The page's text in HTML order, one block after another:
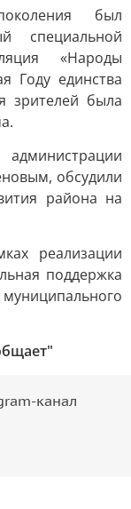
был
специальной
«Народы
Году единства
зрителей была
обсудили
района на
реализации
поддержка
канал